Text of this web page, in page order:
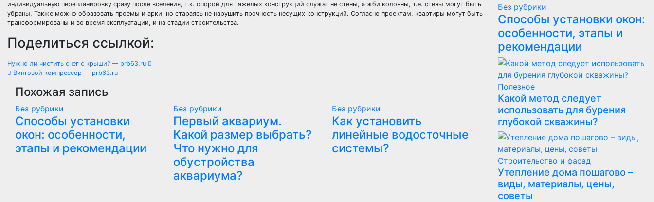
индивидуальную перепланировку сразу после вселения, т.к. опорой для тяжелых конструкций служат не стены, а жби колонны, т.е. стены могут быть
убраны. Также можно образовать проемы и арки, но стараясь не нарушить прочность несущих конструкций. Согласно проектам, квартиры могут быть
трансформированы и во время эксплуатации, и на стадии строительства.
Поделиться ссылкой:
Навигация
по
записям
Нужно ли чистить снег с крыши? — prb63.ru
Винтовой компрессор — prb63.ru
Похожая запись
Без рубрики
Способы установки
окон: особенности,
этапы и рекомендации
Без рубрики
Первый аквариум.
Какой размер выбрать?
Что нужно для
обустройства
аквариума?
Без рубрики
Как установить
линейные водосточные
системы?
Без рубрики
Способы установки окон:
особенности, этапы и
рекомендации
Полезнoe
Какой метод следует
использовать для бурения
глубокой скважины?
Строительство и фасад
Утепление дома пошагово –
виды, материалы, цены,
советы